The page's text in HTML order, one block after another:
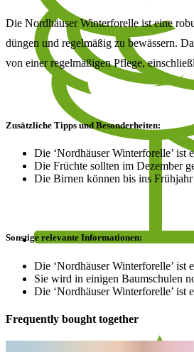
Die Nordhäuser Winterforelle ist eine
düngen und regelmäßig zu bewässern.
von einer regelmäßigen Pflege,
Zusätzliche Tipps und Besonderheiten:
Die ‘Nordhäuser Winterforelle’ ist
Die Früchte sollten im Dezember
Die Birnen können bis ins
Sonstige relevante Informationen:
Die ‘Nordhäuser Winterforelle’ ist
Sie wird in einigen Baumschulen
Die ‘Nordhäuser Winterforelle’ ist
Frequently bought together